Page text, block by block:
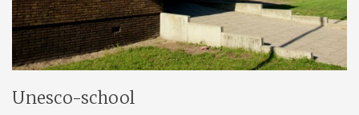
Unesco-school